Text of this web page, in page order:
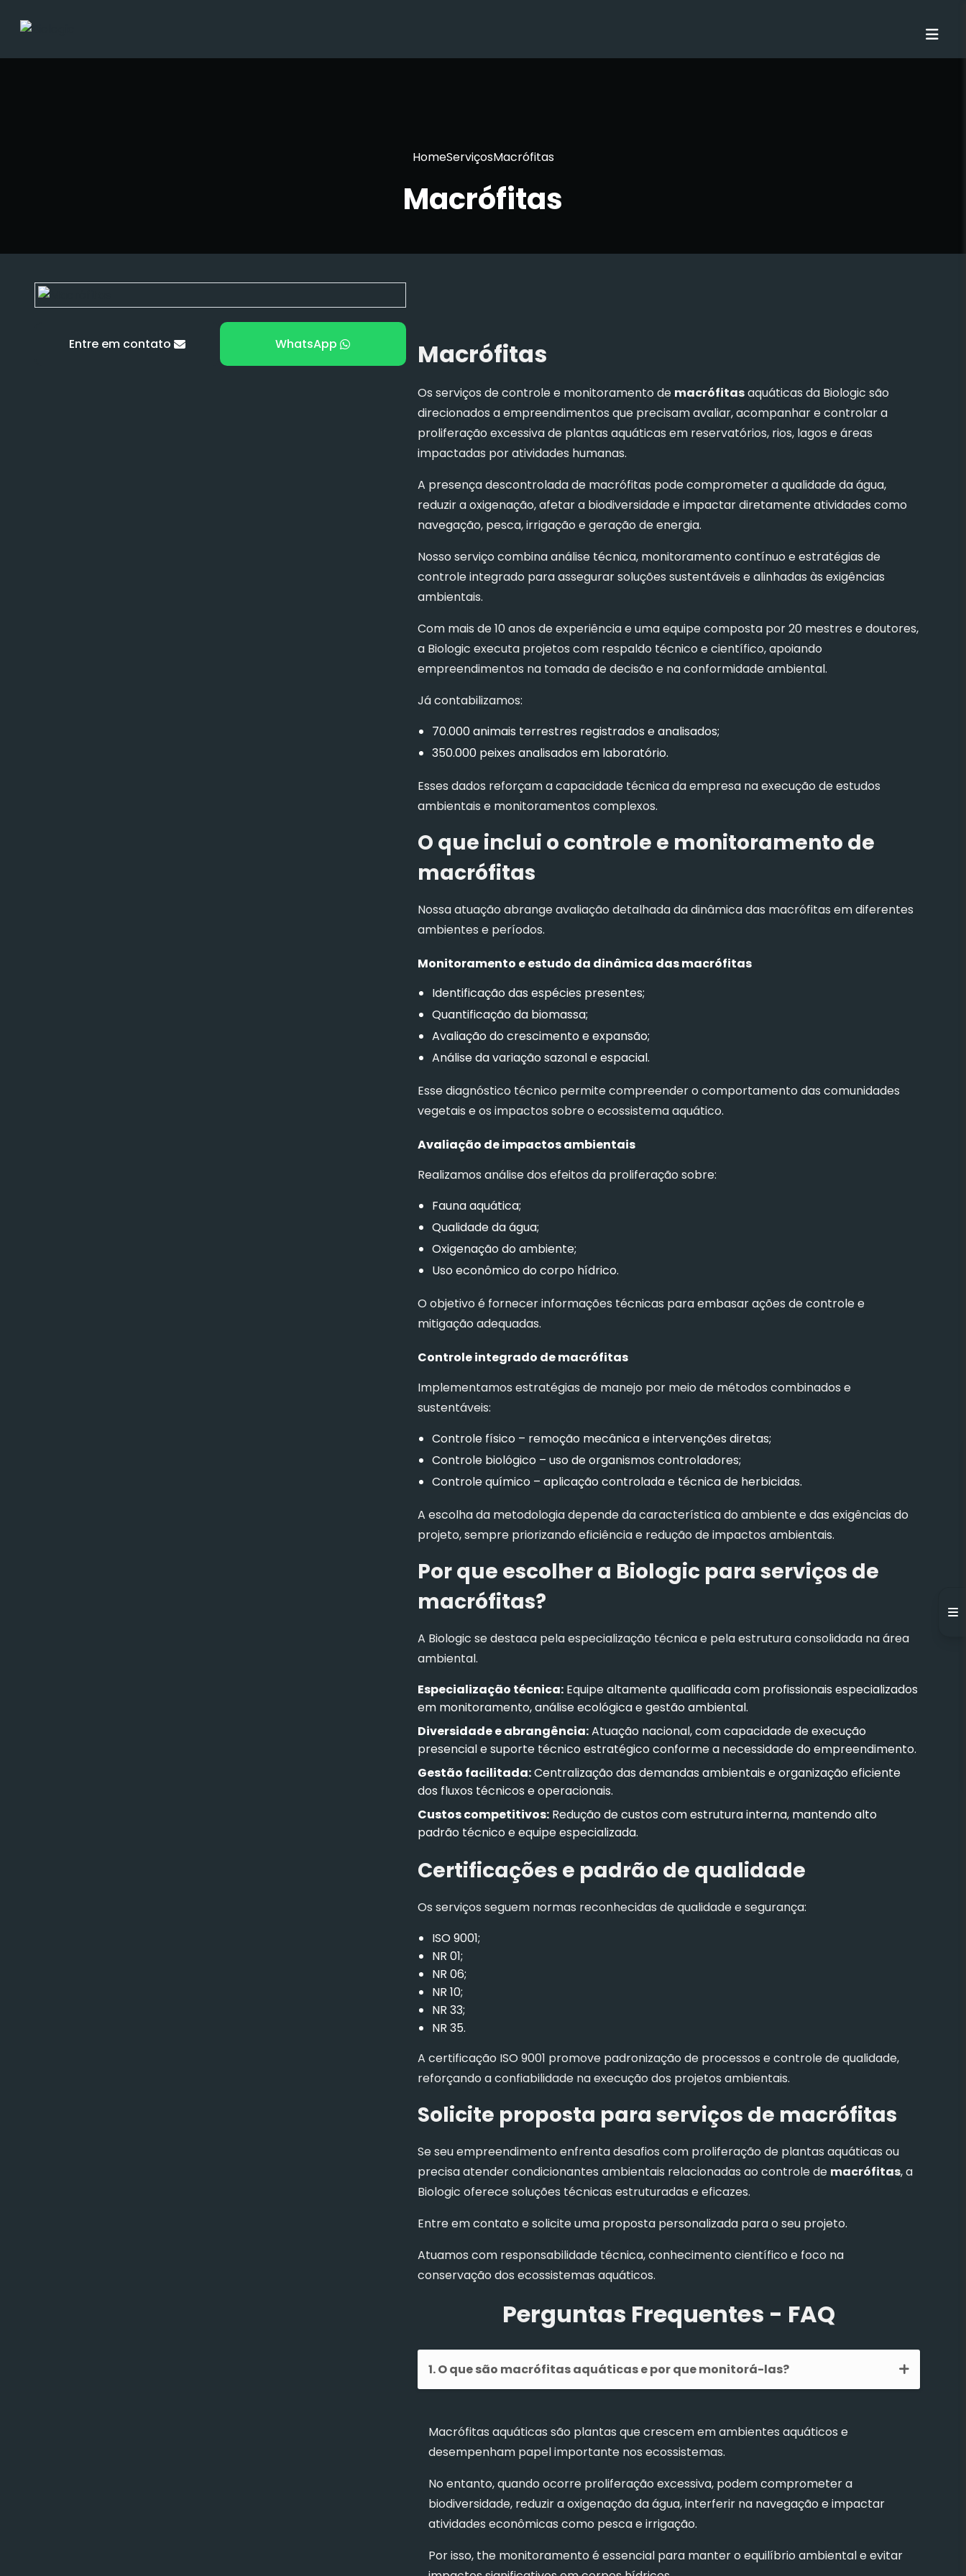
HomeServiçosMacrófitas
Macrófitas
Entre em contato WhatsApp Macrófitas
Os serviços de controle e monitoramento de macrófitasaquáticas da Biologic são
direcionados a empreendimentos que precisam avaliar, acompanhar e controlar a
proliferação excessiva de plantas aquáticas em reservatórios, rios, lagos e áreas
impactadas por atividades humanas.
A presença descontrolada de macrófitas pode comprometer a qualidade da água,
reduzir a oxigenação, afetar a biodiversidade e impactar diretamente atividades como
navegação, pesca, irrigação e geração de energia.
Nosso serviço combina análise técnica, monitoramento contínuo e estratégias de
controle integrado para assegurar soluções sustentáveis e alinhadas às exigências
ambientais.
Com mais de 10 anos de experiência e uma equipe composta por 20 mestres e doutores,
a Biologic executa projetos com respaldo técnico e científico, apoiando
empreendimentos na tomada de decisão e na conformidade ambiental.
Já contabilizamos:
70.000 animais terrestres registrados e analisados;
350.000 peixes analisados em laboratório.
Esses dados reforçam a capacidade técnica da empresa na execução de estudos
ambientais e monitoramentos complexos.
O que inclui o controle e monitoramento de
macrófitas
Nossa atuação abrange avaliação detalhada da dinâmica das macrófitas em diferentes
ambientes e períodos.
Monitoramento e estudo da dinâmica das macrófitas
Identificação das espécies presentes;
Quantificação da biomassa;
Avaliação do crescimento e expansão;
Análise da variação sazonal e espacial.
Esse diagnóstico técnico permite compreender o comportamento das comunidades
vegetais e os impactos sobre o ecossistema aquático.
Avaliação de impactos ambientais
Realizamos análise dos efeitos da proliferação sobre:
Fauna aquática;
Qualidade da água;
Oxigenação do ambiente;
Uso econômico do corpo hídrico.
O objetivo é fornecer informações técnicas para embasar ações de controle e
mitigação adequadas.
Controle integrado de macrófitas
Implementamos estratégias de manejo por meio de métodos combinados e
sustentáveis:
Controle físico – remoção mecânica e intervenções diretas;
Controle biológico – uso de organismos controladores;
Controle químico – aplicação controlada e técnica de herbicidas.
A escolha da metodologia depende da característica do ambiente e das exigências do
projeto, sempre priorizando eficiência e redução de impactos ambientais.
Por que escolher a Biologic para serviços de
macrófitas?
A Biologic se destaca pela especialização técnica e pela estrutura consolidada na área
ambiental.
Especialização técnica:Equipe altamente qualificada com profissionais especializados
em monitoramento, análise ecológica e gestão ambiental.
Diversidade e abrangência:Atuação nacional, com capacidade de execução
presencial e suporte técnico estratégico conforme a necessidade do empreendimento.
Gestão facilitada:Centralização das demandas ambientais e organização eficiente
dos fluxos técnicos e operacionais.
Custos competitivos:Redução de custos com estrutura interna, mantendo alto
padrão técnico e equipe especializada.
Certificações e padrão de qualidade
Os serviços seguem normas reconhecidas de qualidade e segurança:
ISO 9001;
NR 01;
NR 06;
NR 10;
NR 33;
NR 35.
A certificação ISO 9001 promove padronização de processos e controle de qualidade,
reforçando a confiabilidade na execução dos projetos ambientais.
Solicite proposta para serviços de macrófitas
Se seu empreendimento enfrenta desafios com proliferação de plantas aquáticas ou
precisa atender condicionantes ambientais relacionadas ao controle de macrófitas, a
Biologic oferece soluções técnicas estruturadas e eficazes.
Entre em contato e solicite uma proposta personalizada para o seu projeto.
Atuamos com responsabilidade técnica, conhecimento científico e foco na
conservação dos ecossistemas aquáticos.
Perguntas Frequentes - FAQ
1. O que são macrófitas aquáticas e por que monitorá-las?
Macrófitas aquáticas são plantas que crescem em ambientes aquáticos e
desempenham papel importante nos ecossistemas.
No entanto, quando ocorre proliferação excessiva, podem comprometer a
biodiversidade, reduzir a oxigenação da água, interferir na navegação e impactar
atividades econômicas como pesca e irrigação.
Por isso, the monitoramento é essencial para manter o equilíbrio ambiental e evitar